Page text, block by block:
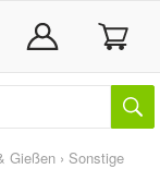
Gießen › Sonstige